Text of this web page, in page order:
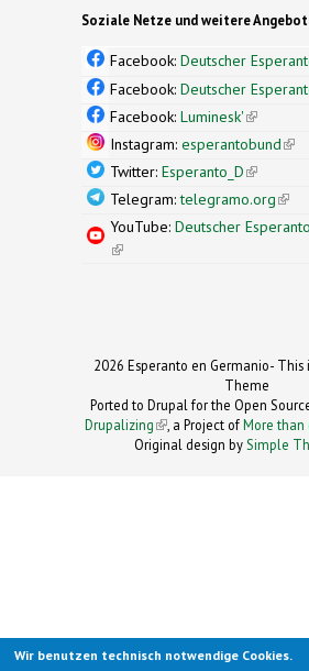
Soziale Netze und weitere
Facebook: Deutscher
Facebook: Deutscher
Facebook: Luminesk'(link is
Instagram: esperantobund
Twitter: Esperanto_D(link is
Telegram:telegramo.org(link
YouTube: Deutscher
(link is external)
2026 Esperanto en Germanio- This
Theme
Ported to Drupal for the Open
Drupalizing(link is external)
, a Project ofMore than
Original design by Simple
Wir benutzen technisch notwendige Cookies.